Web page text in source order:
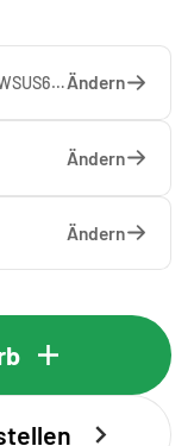
Waschbeckenunterschrank | WSUS60-10-AG — 60 x 92 x 65 cmÄndern
Ändern
Ändern